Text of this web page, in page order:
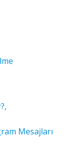
Mesajları